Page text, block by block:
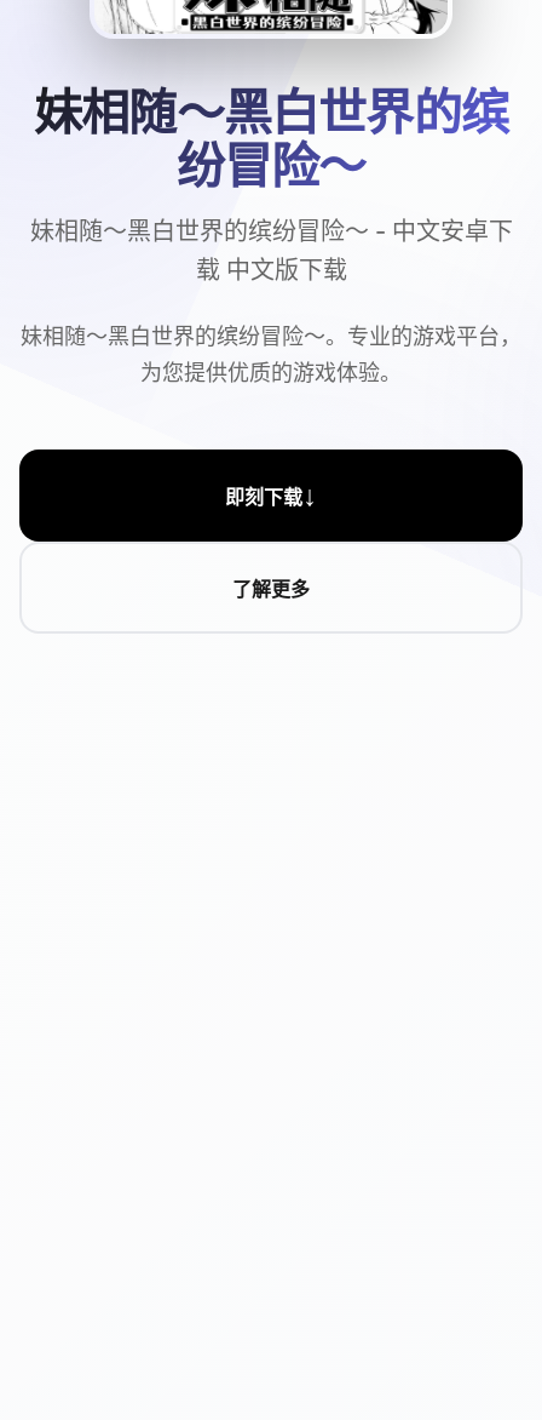
妹相随～黑白世界的缤
纷冒险～
妹相随～黑白世界的缤纷冒险～ - 中文安卓下
载 中文版下载
妹相随～黑白世界的缤纷冒险～。专业的游戏平台，
为您提供优质的游戏体验。
即刻下载↓
了解更多